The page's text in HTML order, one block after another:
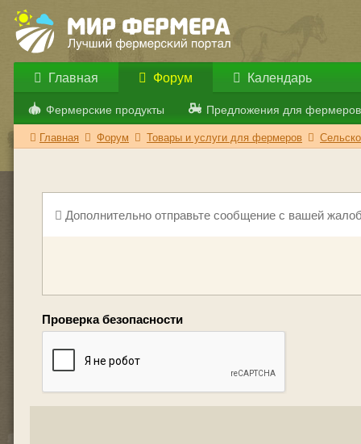
Главная Форум
Фермерские продукты Предложения для фермеров
Календарь
Главная Форум Товары и услуги для фермеров
Дополнительно отправьте сообщение с вашей
Проверка безопасности